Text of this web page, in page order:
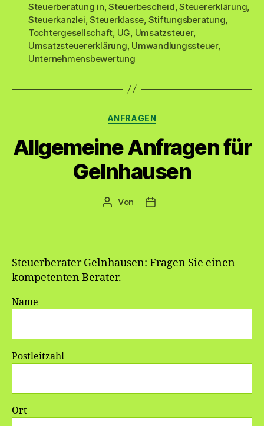
Steuerberatung in ,Steuerbescheid ,Steuererklärung
Steuerkanzlei ,Steuerklasse Stiftungsberatung
Tochtergesellschaft UG Umsatzsteuer,
Umsatzsteuererklärung Umwandlungssteuer,
Unternehmensbewertung
Kategorien
ANFRAGEN
Allgemeine Anfragen für
Gelnhausen
Beitragsautor
Von Veröffentlichungsdatum
Steuerberater Gelnhausen: Fragen Sie einen
kompetenten Berater.
Name
Postleitzahl
Ort